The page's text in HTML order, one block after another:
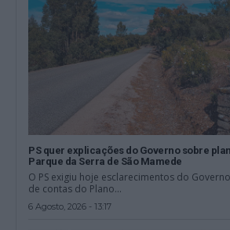
PS quer explicações do Governo sobre
Parque da Serra de São Mamede
O PS exigiu hoje esclarecimentos do
de contas do Plano...
6 Agosto, 2026 - 13:17